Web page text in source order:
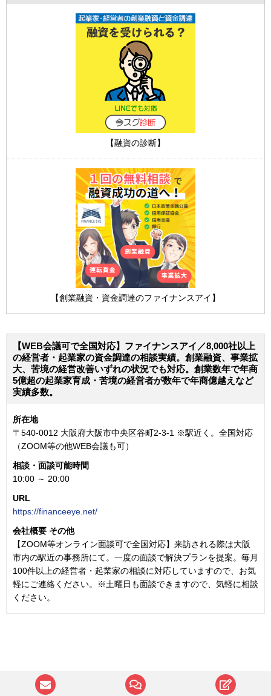
【融資の診断】
【創業融資・資金調達のファイナンスアイ】
【WEB会議可で全国対応】ファイナンスアイ／8,000社以上
の経営者・起業家の資金調達の相談実績。創業融資、事業拡
大、苦境の経営改善いずれの状況でも対応。創業数年で年商
5億超の起業家育成・苦境の経営者が数年で年商億越えなど
実績多数。
所在地
〒540-0012 大阪府大阪市中央区谷町2-3-1 ※駅近く。全国対応
（ZOOM等の他WEB会議も可）
相談・面談可能時間
10:00 ～ 20:00
URL
https://financeeye.net/
会社概要 その他
【ZOOM等オンライン面談可で全国対応】来訪される際は大阪
市内の駅近の事務所にて。一度の面談で解決プランを提案。毎月
100件以上の経営者・起業家の相談に対応していますので、お気
軽にご連絡ください。※土曜日も面談できますので、気軽に相談
ください。